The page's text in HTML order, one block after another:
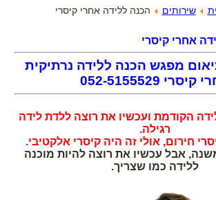
שירותים הכנה ללידה אחרי קיסרי
אחרי קיסרי
מפגש הכנה ללידה נרתיקית
052-5155529
הקודמת ועכשיו את רוצה ללדת לידה
רגילה.
חירום, אולי זה היה קיסרי אלקטיבי.
אבל עכשיו את רוצה להיות מוכנה
ללידה כמו שצריך.
נרתיקית אחרי קיסרי -